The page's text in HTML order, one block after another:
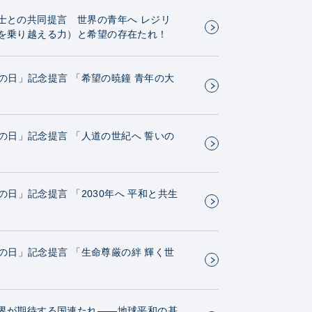
との共同提言 世界の青年へ レジリ
乗り越える力）と希望の存在たれ！
日」記念提言 「希望の暁鐘 青年の大
日」記念提言 「人道の世紀へ 誓いの
日」記念提言 「2030年へ 平和と共生
日」記念提言 「生命尊厳の絆 輝く世